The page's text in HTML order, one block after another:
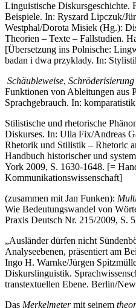
Linguistische Diskursgeschichte.
Beispiele. In: Ryszard Lipczuk/
Westphal/Dorota Misiek (Hg.):
Theorien – Texte – Fallstudien.
[Übersetzung ins Polnische:
badan i dwa przyklady. In:
Schäubleweise, Schröderisierung
Funktionen von Ableitungen aus
Sprachgebrauch. In:
Stilistische und rhetorische
Diskurses. In: Ulla Fix/Andreas
Rhetorik und Stilistik – Rhetoric
Handbuch historischer und
York 2009, S. 1630-1648. [=
Kommunikationswissenschaft]
(zusammen mit Jan Funken):
Wie Bedeutungswandel von
Praxis Deutsch Nr. 215/2009, S.
„Ausländer dürfen nicht
Analyseebenen, präsentiert am
Ingo H. Warnke/Jürgen
Diskurslinguistik.
transtextuellen Ebene. Berlin/
Das Merkelmetermit seinem